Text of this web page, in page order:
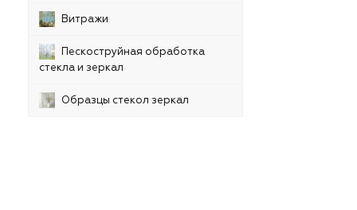
Витражи
Пескоструйная обработка
стекла и зеркал
Образцы стекол зеркал